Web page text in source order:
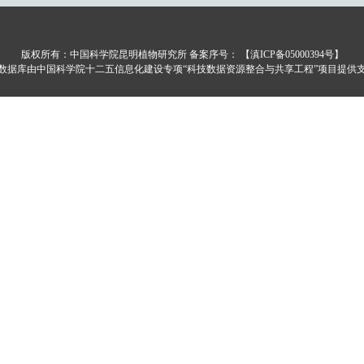
版权所有：中国科学院昆明植物研究所 备案序号：
【滇ICP备05000394号】
据库由中国科学院十二五信息化建设专项“科技数据资源整合与共享工程”项目提供